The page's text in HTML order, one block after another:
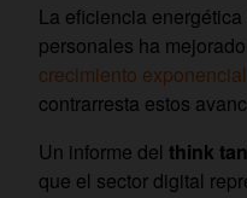
La eficiencia
personales ha
crecimiento
contrarresta estos
Un informe del think
que el sector digital